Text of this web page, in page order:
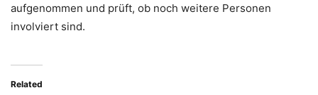
aufgenommen und prüft, ob noch weitere Personen
involviert sind.
Related